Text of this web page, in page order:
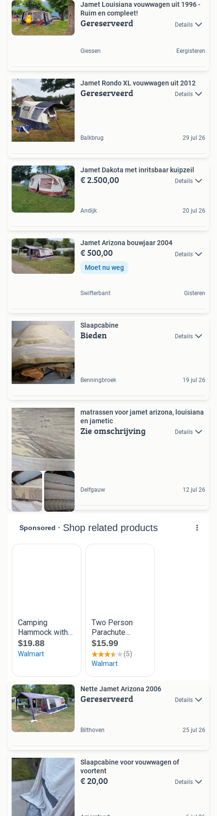
Jamet Louisiana vouwwagen uit 1996 -
Ruim en compleet!
Gereserveerd Details
Giessen Eergisteren
Jamet Rondo XL vouwwagen uit 2012
Gereserveerd Details
Balkbrug 29 jul 26
Jamet Dakota met inritsbaar kuipzeil
€ 2.500,00 Details
Andijk 20 jul 26
Jamet Arizona bouwjaar 2004
€ 500,00 Details
Moet nu weg
Swifterbant Gisteren
Slaapcabine
Bieden Details
Benningbroek 19 jul 26
matrassen voor jamet arizona, louisiana
en jametic
Zie omschrijving Details
Delfgauw 12 jul 26
Nette Jamet Arizona 2006
Gereserveerd Details
Bilthoven 25 jul 26
Slaapcabine voor vouwwagen of
voortent
€ 20,00 Details